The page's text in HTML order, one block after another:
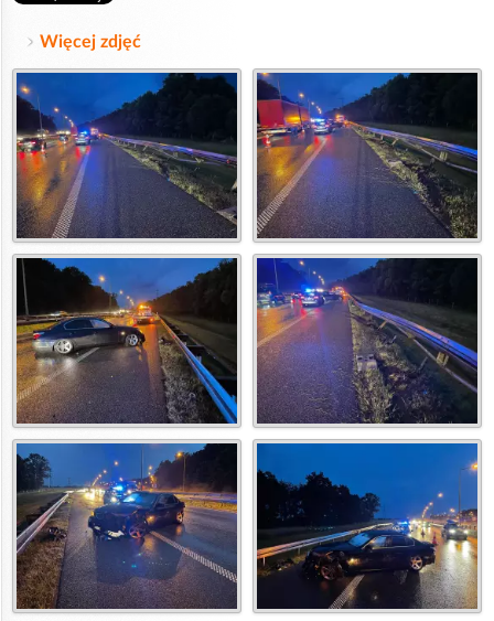
Więcej zdjęć